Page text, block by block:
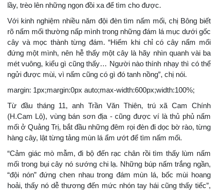
lầy, trèo lên những ngọn đồi xa để tìm cho được.
Với kinh nghiệm nhiều năm đội đèn tìm nấm mối, chị Bông biết
rõ nấm mối thường nấp mình trong những đám lá mục dưới gốc
cây và mọc thành từng đám. “Hiếm khi chỉ có cây nấm mối
đứng một mình, nên hễ thấy một cây là hãy nhìn quanh vài ba
mét vuông, kiểu gì cũng thấy… Người nào thính nhạy thì có thể
ngửi được mùi, vì nấm cũng có gì đó tanh nồng”, chị nói.
margin: 1px;margin:0px auto;max-width:600px;width:100%;
Từ đầu tháng 11, anh Trần Văn Thiên, trú xã Cam Chính
(H.Cam Lộ), vùng bán sơn địa - cũng được ví là thủ phủ nấm
mối ở Quảng Trị, bắt đầu những đêm rọi đèn đi dọc bờ rào, từng
hàng cây, lật từng tảng mùn lá ẩm ướt để tìm nấm mối.
“Cảm giác mò mẫm, đi bộ đến rạc chân rồi tìm thấy lùm nấm
mối trong bụi cây nó sướng chi lạ. Những búp nấm trắng ngần,
“đội nón” đứng chen nhau trong đám mùn lá, bốc mùi hoang
hoải, thấy nó dễ thương đến mức nhón tay hái cũng thấy tiếc”,